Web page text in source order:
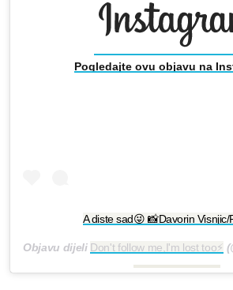
Pogledajte ovu objavu na
A diste sad😜 📸Davorin Visnjic/
Objavu dijeli Don't follow me,I'm lost too⚡